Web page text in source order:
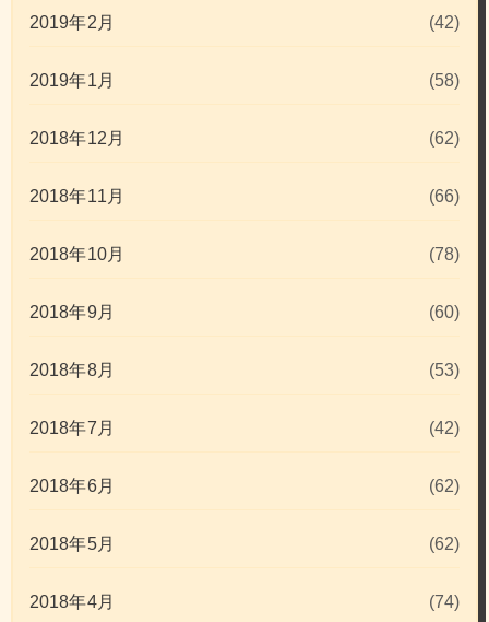
2019年2月 (42)
2019年1月 (58)
2018年12月 (62)
2018年11月 (66)
2018年10月 (78)
2018年9月 (60)
2018年8月 (53)
2018年7月 (42)
2018年6月 (62)
2018年5月 (62)
2018年4月 (74)